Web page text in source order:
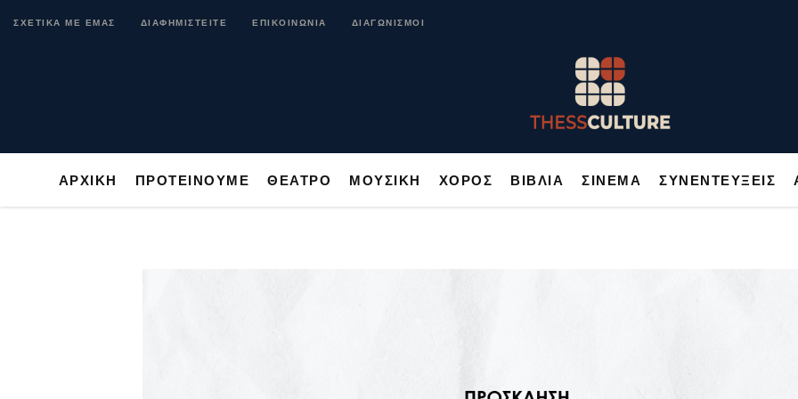
ΣΧΕΤΙΚΑ ΜΕ ΕΜΑΣ ΔΙΑΦΗΜΙΣΤΕΙΤΕ ΕΠΙΚΟΙΝΩΝΙΑ ΔΙΑΓΩΝΙΣΜΟΙ
ΑΡΧΙΚΗ ΠΡΟΤΕΙΝΟΥΜΕ ΘΕΑΤΡΟ ΜΟΥΣΙΚΗ ΧΟΡΟΣ ΒΙΒΛΙΑ ΣΙΝΕΜΑ ΣΥΝΕΝΤΕΥΞΕΙΣ
ΑΡΧΙΚΗ ΠΡΟΤΕΙΝΟΥΜΕ ΘΕΑΤΡΟ ΜΟΥΣΙΚΗ